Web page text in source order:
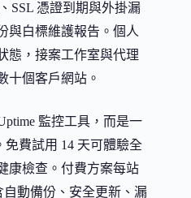
SSL 憑證到期與外掛漏
與白標維護報告。個人
態，接案工作室與代理
十個客戶網站。
監控工具，而是一
免費試用 14 天可體驗全
康檢查。付費方案每站
自動備份、安全更新、漏